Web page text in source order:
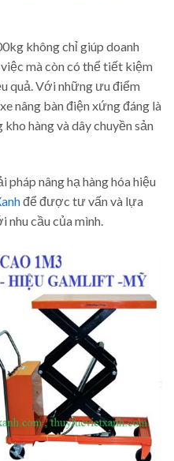
không chỉ giúp doanh
mà còn có thể tiết kiệm
quả. Với những ưu điểm
nâng bàn điện xứng đáng là
hàng và dây chuyền sản
nâng hạ hàng hóa hiệu
để được tư vấn và lựa
nhu cầu của mình.